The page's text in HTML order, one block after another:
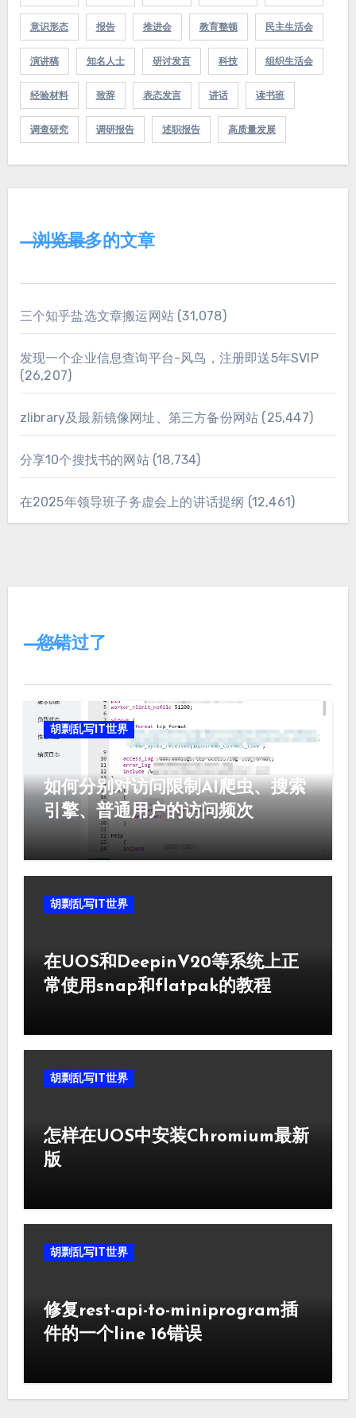
意识形态 报告 推进会 教育整顿 民主生活会
演讲稿 知名人士 研讨发言 科技 组织生活会
经验材料 致辞 表态发言 讲话 读书班
调查研究 调研报告 述职报告 高质量发展
浏览最多的文章
三个知乎盐选文章搬运网站 (31,078)
发现一个企业信息查询平台-风鸟，注册即送5年SVIP
(26,207)
zlibrary及最新镜像网址、第三方备份网站 (25,447)
分享10个搜找书的网站 (18,734)
在2025年领导班子务虚会上的讲话提纲 (12,461)
您错过了
胡剽乱写IT世界
如何分别对访问限制AI爬虫、搜索
引擎、普通用户的访问频次
胡剽乱写IT世界
在UOS和DeepinV20等系统上正
常使用snap和flatpak的教程
胡剽乱写IT世界
怎样在UOS中安装Chromium最新
版
胡剽乱写IT世界
修复rest-api-to-miniprogram插
件的一个line 16错误